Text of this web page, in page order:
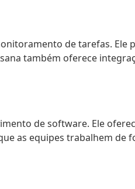
de tarefas. Ele
também oferece
de software. Ele
as equipes trabalhem de